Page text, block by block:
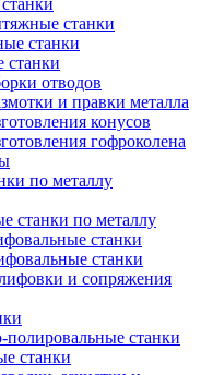
станки
станки
станки
отводов
и правки металла
конусов
гофроколена
по металлу
станки по металлу
станки
станки
и сопряжения
станки
станки